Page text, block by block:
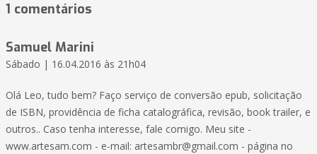
1 comentários
Samuel Marini
Sábado | 16.04.2016 às 21h04
Olá Leo, tudo bem? Faço serviço de conversão epub, solicitação
de ISBN, providência de ficha catalográfica, revisão, book trailer, e
outros.. Caso tenha interesse, fale comigo. Meu site -
www.artesam.com - e-mail: artesambr@gmail.com - página no